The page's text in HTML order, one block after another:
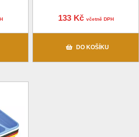
133 Kč včetně DPH
DO KOŠÍKU